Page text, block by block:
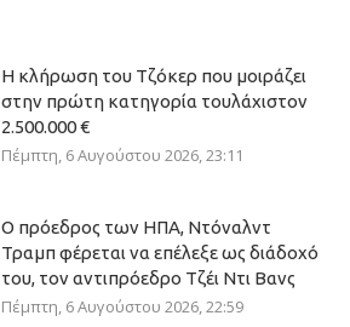
Η κλήρωση του Τζόκερ που μοιράζει
στην πρώτη κατηγορία τουλάχιστον
2.500.000 €
Πέμπτη, 6 Αυγούστου 2026, 23:11
Ο πρόεδρος των ΗΠΑ, Ντόναλντ
Τραμπ φέρεται να επέλεξε ως διάδοχό
του, τον αντιπρόεδρο Τζέι Ντι Βανς
Πέμπτη, 6 Αυγούστου 2026, 22:59